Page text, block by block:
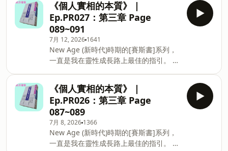
賽斯書給你聽。 希望用這種便利的方式，
能吸引到更多對賽斯書有興趣的人。 目前
在讀的，是《個人實相的本質》這本賽斯
寫的，直接描述自我意識如何構築人實相
的著作。 譯者：王季慶、王育盛 出版
者：方智出版社股份有限公司 -- Hosting
provided by SoundOn
《個人實相的本質》 |
Ep.PR027：第三章 Page
089~091
7月 12, 2026 1641
New Age (新時代)時期的[賽斯書]系列，
一直是我在靈性成長路上最佳的指引。 各
短短20分鐘上下的時間，就可以聽我剖讀
賽斯書給你聽。 希望用這種便利的方式，
能吸引到更多對賽斯書有興趣的人。 目前
在讀的，是《個人實相的本質》這本賽斯
寫的，直接描述自我意識如何構築人實相
的著作。 譯者：王季慶、王育盛 出版
者：方智出版社股份有限公司 -- Hosting
《個人實相的本質》 |
Ep.PR026：第三章 Page
087~089
7月 8, 2026 1366
New Age (新時代)時期的[賽斯書]系列，
一直是我在靈性成長路上最佳的指引。 各